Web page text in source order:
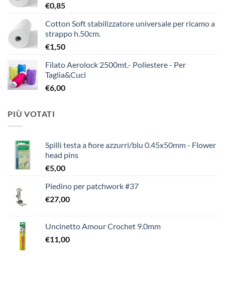
€0,85
Cotton Soft stabilizzatore universale per ricamo a
strappo h.50cm.
€1,50
Filato Aerolock 2500mt.- Poliestere - Per
Taglia&Cuci
€6,00
PIÙ VOTATI
Spilli testa a fiore azzurri/blu 0.45x50mm - Flower
head pins
€5,00
Piedino per patchwork #37
€27,00
Uncinetto Amour Crochet 9.0mm
€11,00